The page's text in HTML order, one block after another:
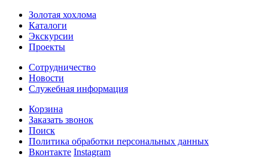
Золотая хохлома
Каталоги
Экскурсии
Проекты
Сотрудничество
Новости
Служебная информация
Корзина
Заказать звонок
Поиск
Политика обработки персональных данных
Вконтакте Instagram